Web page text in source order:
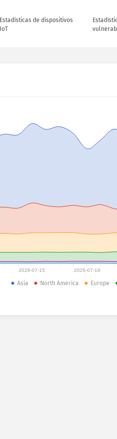
Estadísticas de dispositivos
IoT
2026-07-15 2026-07-19
Asia North America Europe